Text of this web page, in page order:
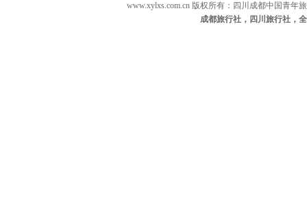
www.xylxs.com.cn 版权所有：四川成都中国青
成都旅行社，四川旅行社，